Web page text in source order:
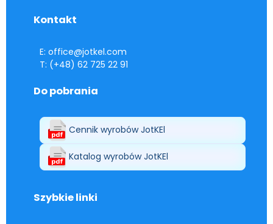
Kontakt
E: office@jotkel.com
T: (+48) 62 725 22 91
Do pobrania
Cennik wyrobów JotKEl
Katalog wyrobów JotKEl
Szybkie linki